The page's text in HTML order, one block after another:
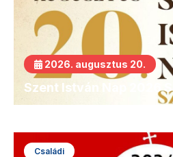
2026. augusztus 20.
Szent István Nap 2026
Családi